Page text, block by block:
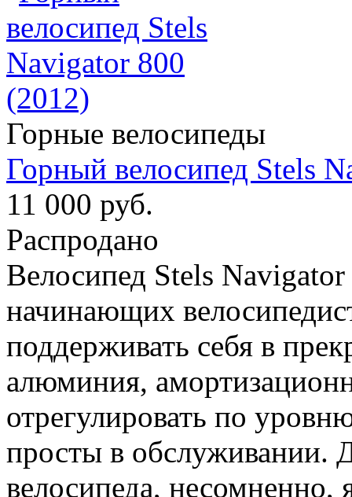
Горные велосипеды
Горный велосипед Stels
11 000 руб.
Распродано
Велосипед Stels
начинающих
поддерживать себя в
алюминия,
отрегулировать по
просты в обслуживании.
велосипеда, несомненно,